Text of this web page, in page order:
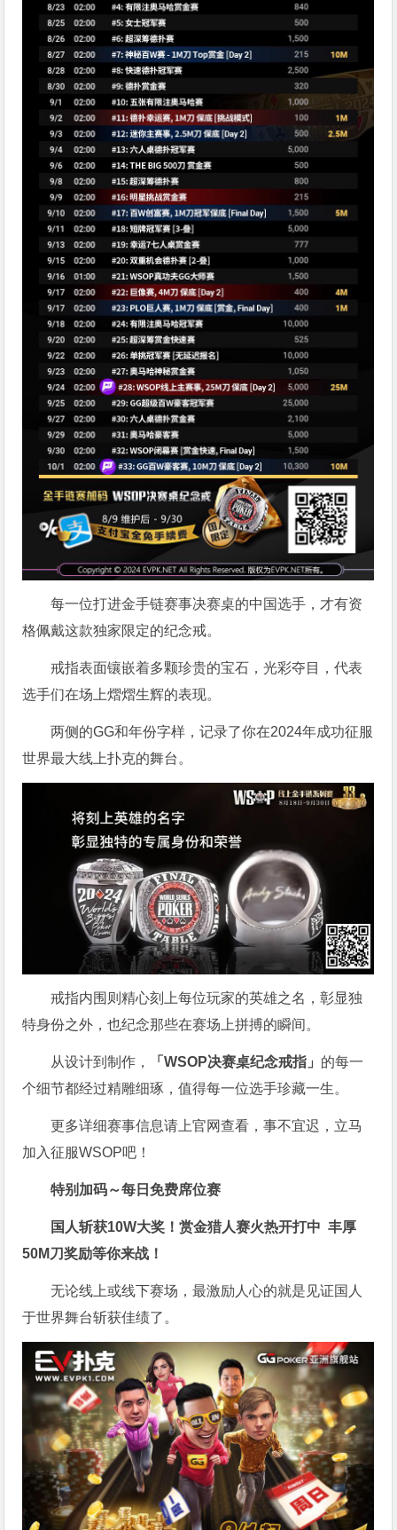
每一位打进金手链赛事决赛桌的中国选手，才有资
格佩戴这款独家限定的纪念戒。
戒指表面镶嵌着多颗珍贵的宝石，光彩夺目，代表
选手们在场上熠熠生辉的表现。
两侧的GG和年份字样，记录了你在2024年成功征服
世界最大线上扑克的舞台。
戒指内围则精心刻上每位玩家的英雄之名，彰显独
特身份之外，也纪念那些在赛场上拼搏的瞬间。
从设计到制作， 「WSOP决赛桌纪念戒指」 的每一
个细节都经过精雕细琢，值得每一位选手珍藏一生。
更多详细赛事信息请上官网查看，事不宜迟，立马
加入征服WSOP吧！
特别加码～每日免费席位赛
国人斩获10W大奖！赏金猎人赛火热开打中 丰厚
50M刀奖励等你来战！
无论线上或线下赛场，最激励人心的就是见证国人
于世界舞台斩获佳绩了。